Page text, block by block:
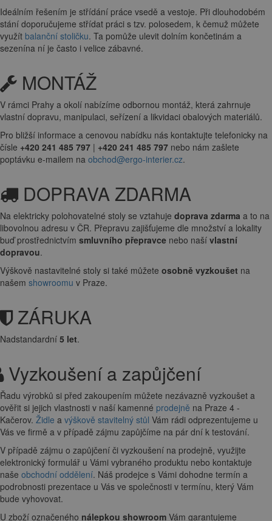
Ideálním řešením je střídání práce vsedě a vestoje. Při dlouhodobém
stání doporučujeme střídat práci s tzv. polosedem, k čemuž můžete
využít balanční stoličku. Ta pomůže ulevit dolním končetinám a
sezenína ní je často i velice zábavné.
MONTÁŽ
V rámci Prahy a okolí nabízíme odbornou montáž, která zahrnuje
vlastní dopravu, manipulaci, seřízení a likvidaci obalových materiálů.
Pro bližší informace a cenovou nabídku nás kontaktujte telefonicky na
čísle +420 241 485 797 | +420 241 485 797 nebo nám zašlete
poptávku e-mailem na obchod@ergo-interier.cz.
DOPRAVA ZDARMA
Na elektricky polohovatelné stoly se vztahuje doprava zdarma a to na
libovolnou adresu v ČR. Přepravu zajišťujeme dle množství a lokality
buď prostřednictvím smluvního přepravce nebo naší vlastní
dopravou.
Výškově nastavitelné stoly si také můžete osobně vyzkoušet na
našem showroomu v Praze.
ZÁRUKA
Nadstandardní 5 let.
Vyzkoušení a zapůjčení
Řadu výrobků si před zakoupením můžete nezávazně vyzkoušet a
ověřit si jejich vlastnosti v naší kamenné prodejně na Praze 4 -
Kačerov. Židle a výškově stavitelný stůl Vám rádi odprezentujeme u
Vás ve firmě a v případě zájmu zapůjčíme na pár dní k testování.
V případě zájmu o zapůjčení či vyzkoušení na prodejně, využijte
elektronický formulář u Vámi vybraného produktu nebo kontaktuje
naše obchodní oddělení. Náš prodejce s Vámi dohodne termín a
podrobnosti prezentace u Vás ve společnosti v termínu, který Vám
bude vyhovovat.
U zboží označeného nálepkou showroom Vám garantujeme